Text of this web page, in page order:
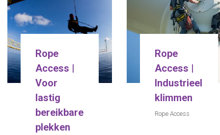
Rope
Access |
Voor
lastig
bereikbare
plekken
Rope
Access |
Industrieel
klimmen
Rope Access